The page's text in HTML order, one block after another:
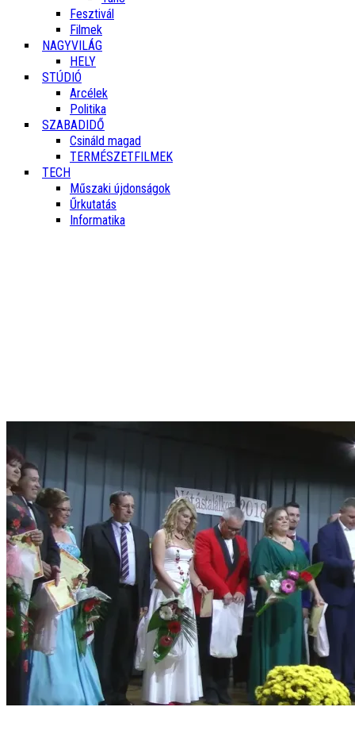
Fesztivál
Filmek
NAGYVILÁG
HELY
STÚDIÓ
Arcélek
Politika
SZABADIDŐ
Csináld magad
TERMÉSZETFILMEK
TECH
Műszaki újdonságok
Űrkutatás
Informatika